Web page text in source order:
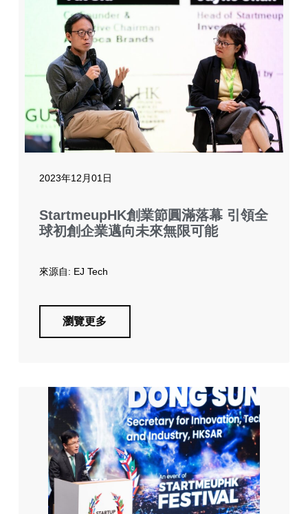
2023年12月01日
StartmeupHK創業節圓滿落幕 引領全
球初創企業邁向未來無限可能
來源自: EJ Tech
瀏覽更多